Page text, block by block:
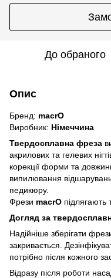
До обраного
Опис
Бренд: macrO
Виробник: Німеччина
Твердосплавна фреза
акрилових та гелевих
корекції форми та
випилювання
педикюру.
Фрези macrO підлягають
Догляд за
Надійніше зберігати
закривається.
потрібно після кожного
Відразу після роботи